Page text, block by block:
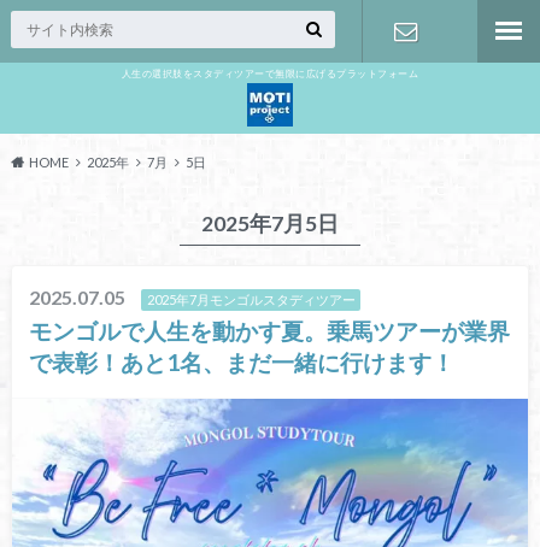
人生の選択肢をスタディツアーで無限に広げるプラットフォーム
HOME 2025年 7月 5日
2025年7月5日
2025.07.05 2025年7月モンゴルスタディツアー
モンゴルで人生を動かす夏。乗馬ツアーが業界
で表彰！あと1名、まだ一緒に行けます！